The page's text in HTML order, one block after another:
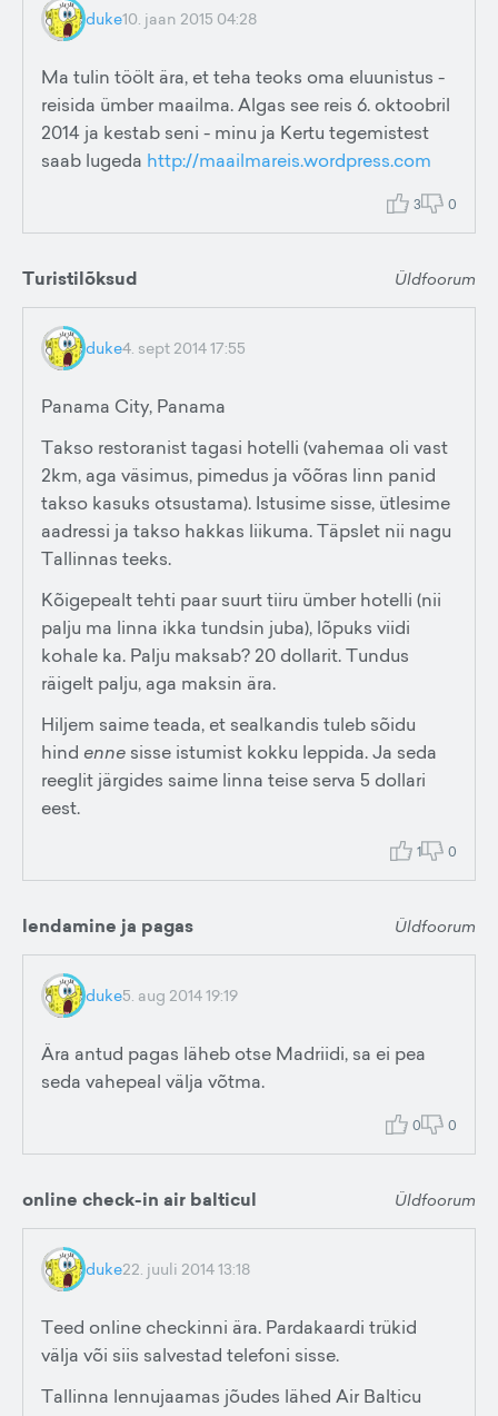
duke10. jaan 2015 04:28
Ma tulin töölt ära, et teha teoks oma eluunistus -
reisida ümber maailma. Algas see reis 6. oktoobril
2014 ja kestab seni - minu ja Kertu tegemistest
saab lugeda http://maailmareis.wordpress.com
3 0
Turistilõksud Üldfoorum
duke4. sept 2014 17:55
Panama City, Panama
Takso restoranist tagasi hotelli (vahemaa oli vast
2km, aga väsimus, pimedus ja võõras linn panid
takso kasuks otsustama). Istusime sisse, ütlesime
aadressi ja takso hakkas liikuma. Täpslet nii nagu
Tallinnas teeks.
Kõigepealt tehti paar suurt tiiru ümber hotelli (nii
palju ma linna ikka tundsin juba), lõpuks viidi
kohale ka. Palju maksab? 20 dollarit. Tundus
räigelt palju, aga maksin ära.
Hiljem saime teada, et sealkandis tuleb sõidu
hind enne sisse istumist kokku leppida. Ja seda
reeglit järgides saime linna teise serva 5 dollari
eest.
1 0
lendamine ja pagas Üldfoorum
duke5. aug 2014 19:19
Ära antud pagas läheb otse Madriidi, sa ei pea
seda vahepeal välja võtma.
0 0
online check-in air balticul Üldfoorum
duke22. juuli 2014 13:18
Teed online checkinni ära. Pardakaardi trükid
välja või siis salvestad telefoni sisse.
Tallinna lennujaamas jõudes lähed Air Balticu